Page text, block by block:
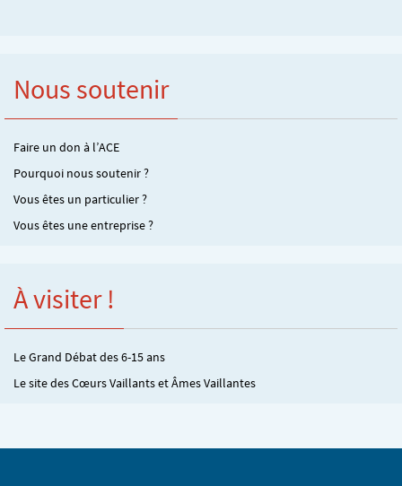
Nous soutenir
Faire un don à l’ACE
Pourquoi nous soutenir ?
Vous êtes un particulier ?
Vous êtes une entreprise ?
À visiter !
Le Grand Débat des 6-15 ans
Le site des Cœurs Vaillants et Âmes Vaillantes